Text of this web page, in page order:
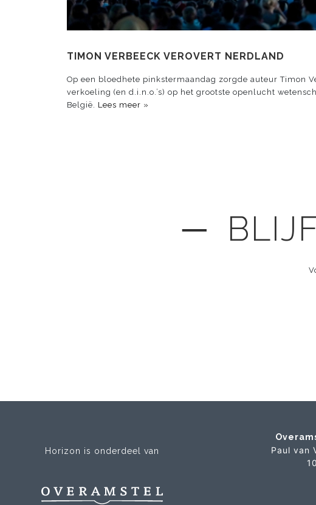
TIMON VERBEECK VEROVERT NERDLAND
Op een bloedhete pinkstermaandag zorgde auteur Timon
verkoeling (en d.i.n.o.’s) op het grootste openlucht
België. Lees meer »
─
Horizon is onderdeel van
Paul van